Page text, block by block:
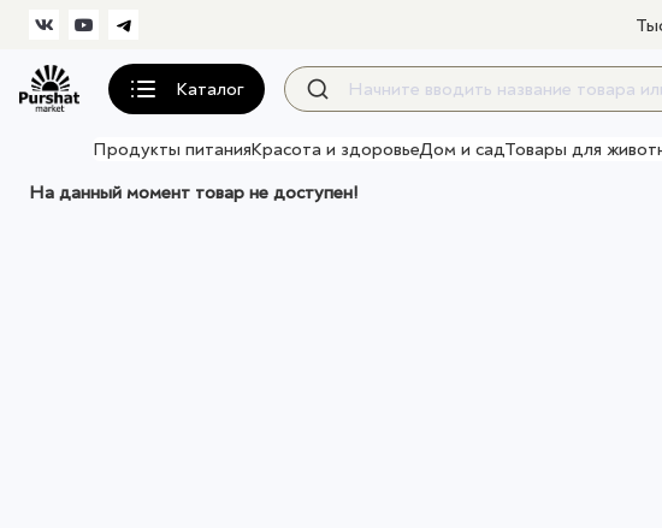
Каталог
Продукты питанияКрасота и здоровьеДом и садТовары для
На данный момент товар не доступен!